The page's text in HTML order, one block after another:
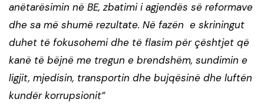
anëtarësimin në BE, zbatimi i agjendës së reformave
dhe sa më shumë rezultate. Në fazën e skriningut
duhet të fokusohemi dhe të flasim për çështjet që
kanë të bëjnë me tregun e brendshëm, sundimin e
ligjit, mjedisin, transportin dhe bujqësinë dhe luftën
kundër korrupsionit”